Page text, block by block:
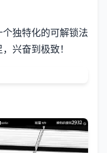
独特化的可解锁法
兴奋到极致！